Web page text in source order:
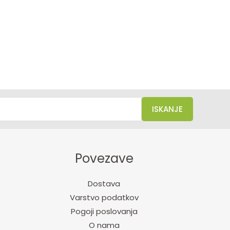
ISKANJE
Povezave
Dostava
Varstvo podatkov
Pogoji poslovanja
O nama